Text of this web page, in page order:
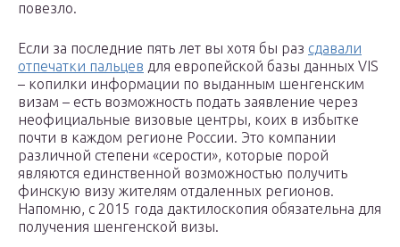
повезло.
Если за последние пять лет вы хотя бы раз сдавали
отпечатки пальцев для европейской базы данных VIS
– копилки информации по выданным шенгенским
визам – есть возможность подать заявление через
неофициальные визовые центры, коих в избытке
почти в каждом регионе России. Это компании
различной степени «серости», которые порой
являются единственной возможностью получить
финскую визу жителям отдаленных регионов.
Напомню, с 2015 года дактилоскопия обязательна для
получения шенгенской визы.